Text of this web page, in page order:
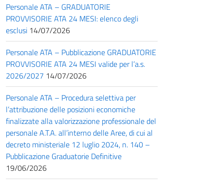
Personale ATA – GRADUATORIE
PROVVISORIE ATA 24 MESI: elenco degli
esclusi 14/07/2026
Personale ATA – Pubblicazione GRADUATORIE
PROVVISORIE ATA 24 MESI valide per l’a.s.
2026/2027 14/07/2026
Personale ATA – Procedura selettiva per
l’attribuzione delle posizioni economiche
finalizzate alla valorizzazione professionale del
personale A.T.A. all’interno delle Aree, di cui al
decreto ministeriale 12 luglio 2024, n. 140 –
Pubblicazione Graduatorie Definitive
19/06/2026